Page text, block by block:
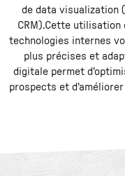
de data visualization
CRM).Cette utilisation
technologies internes
plus précises et
digitale permet
prospects et